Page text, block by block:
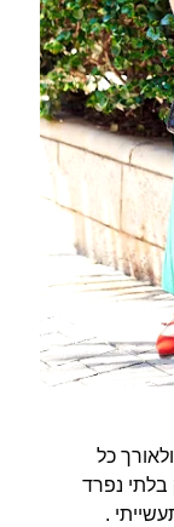
כל
בלתי נפרד
.